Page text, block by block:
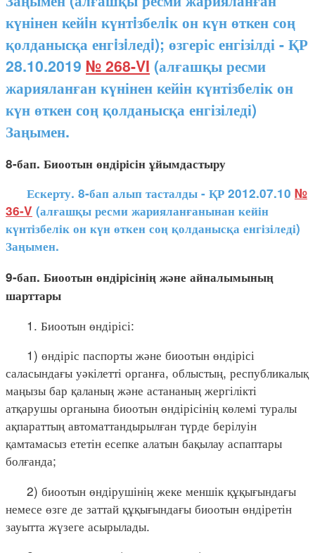
күнінен кейiн күнтiзбелiк он күн өткен соң
қолданысқа енгiзiледi); өзгеріс енгізілді - ҚР
28.10.2019 № 268-VI (алғашқы ресми
жарияланған күнінен кейін күнтізбелік он
күн өткен соң қолданысқа енгізіледі)
Заңымен.
8-бап. Биоотын өндірісін ұйымдастыру
Ескерту. 8-бап алып тасталды - ҚР 2012.07.10 №
36-V (алғашқы ресми жарияланғанынан кейін
күнтізбелік он күн өткен соң қолданысқа енгізіледі)
Заңымен.
9-бап. Биоотын өндірісінің және айналымының
шарттары
1. Биоотын өндірісі:
1) өндіріс паспорты және биоотын өндірісі
саласындағы уәкілетті органға, облыстың, республикалық
маңызы бар қаланың және астананың жергілікті
атқарушы органына биоотын өндірісінің көлемі туралы
ақпараттың автоматтандырылған түрде берілуін
қамтамасыз ететін есепке алатын бақылау аспаптары
болғанда;
2) биоотын өндірушінің жеке меншік құқығындағы
немесе өзге де заттай құқығындағы биоотын өндіретін
зауытта жүзеге асырылады.